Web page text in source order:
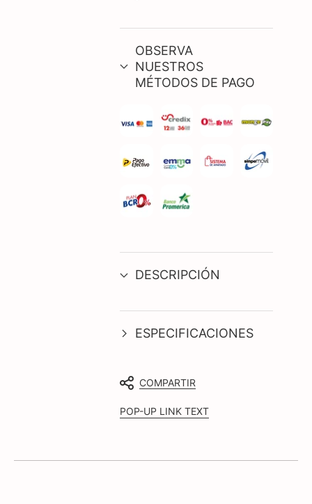
OBSERVA
NUESTROS
MÉTODOS DE PAGO
DESCRIPCIÓN
ESPECIFICACIONES
COMPARTIR
POP-UP LINK TEXT